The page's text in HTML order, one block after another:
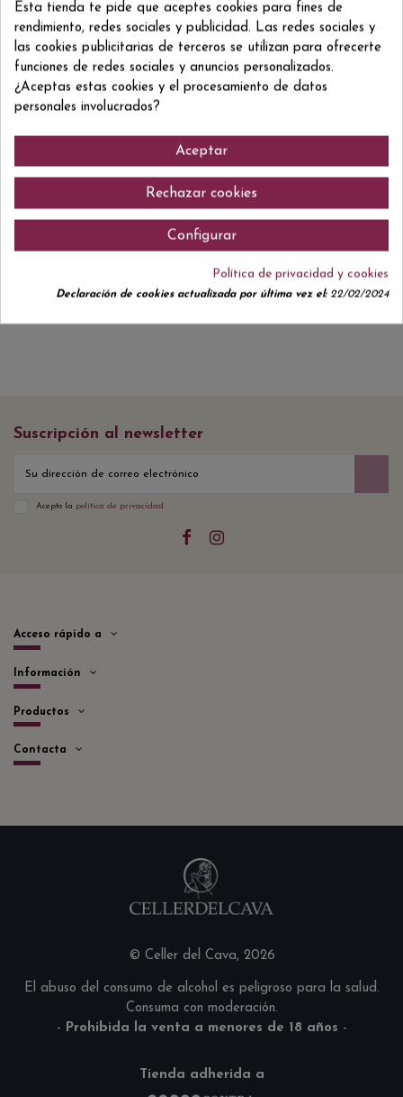
Reviews(0)
ean13 3443210000434
Suscripción al newsletter
Acepto la política de privacidad
Acceso rápido a
Información
Productos
Contacta
© Celler del Cava, 2026
El abuso del consumo de alcohol es peligroso para la salud.
Consuma con moderación.
- Prohibida la venta a menores de 18 años -
Tienda adherida a
Esta tienda te pide que aceptes cookies para fines de
rendimiento, redes sociales y publicidad. Las redes sociales y
las cookies publicitarias de terceros se utilizan para ofrecerte
funciones de redes sociales y anuncios personalizados.
¿Aceptas estas cookies y el procesamiento de datos
personales involucrados?
Aceptar
Rechazar cookies
Configurar
Política de privacidad y cookies
Declaración de cookies actualizada por última vez el:22/02/2024